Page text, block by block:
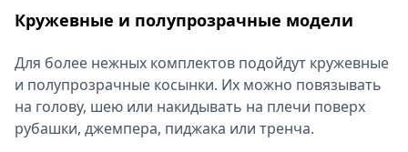
Кружевные и полупрозрачные модели
Для более нежных комплектов подойдут кружевные
и полупрозрачные косынки. Их можно повязывать
на голову, шею или накидывать на плечи поверх
рубашки, джемпера, пиджака или тренча.